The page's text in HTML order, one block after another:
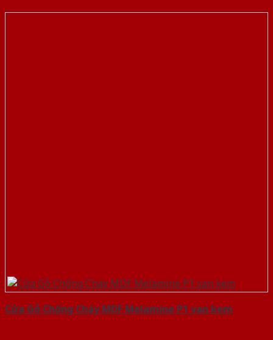
Cửa Gỗ Chống Cháy MDF Melamine P1 van kem